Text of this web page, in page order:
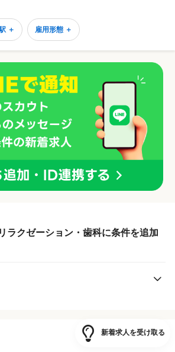
＋ 雇用形態 ＋
ラクゼーション・歯科に条件を追加
新着求人を受け取る